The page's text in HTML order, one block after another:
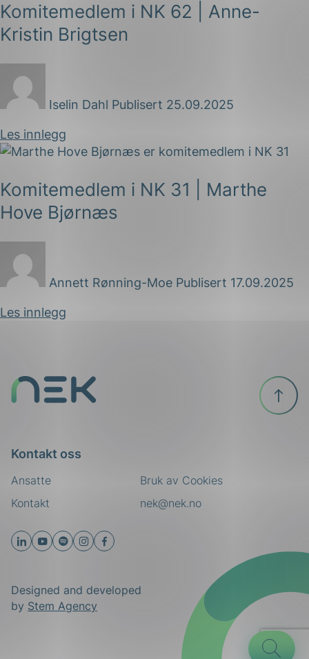
Komitemedlem i NK 62 | Anne-
Kristin Brigtsen
Iselin Dahl Publisert 25.09.2025
Les innlegg
Komitemedlem i NK 31 | Marthe
Hove Bjørnæs
Annett Rønning-Moe Publisert 17.09.2025
Les innlegg
Kontakt oss
Ansatte
nek@nek.no
Kontakt
Bruk av Cookies
Designed and developed
by Stem Agency
Til
toppen